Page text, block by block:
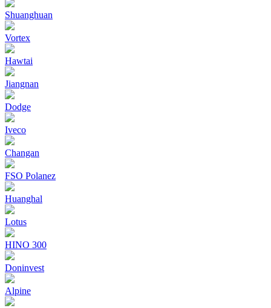
Shuanghuan
Vortex
Hawtai
Jiangnan
Dodge
Iveco
Changan
FSO Polanez
Huanghal
Lotus
HINO 300
Doninvest
Alpine